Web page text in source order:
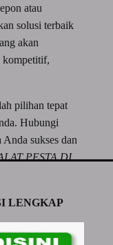
atau
solusi terbaik
akan
kompetitif,
pilihan tepat
Hubungi
sukses dan
PESTA DI
LENGKAP